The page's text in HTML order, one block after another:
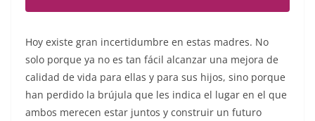
Hoy existe gran incertidumbre en estas madres. No
solo porque ya no es tan fácil alcanzar una mejora de
calidad de vida para ellas y para sus hijos, sino porque
han perdido la brújula que les indica el lugar en el que
ambos merecen estar juntos y construir un futuro